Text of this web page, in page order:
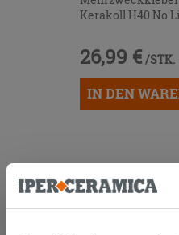
Kerakoll H40 No
26,99 € /STK.
IN DEN